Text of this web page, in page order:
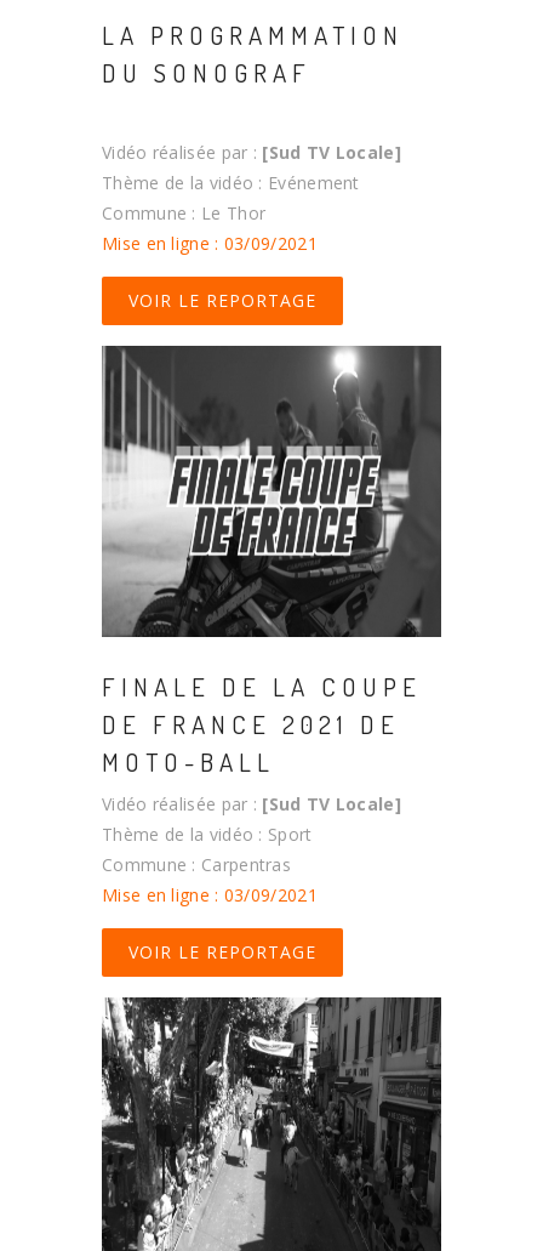
LA PROGRAMMATION
DU SONOGRAF
Vidéo réalisée par : [Sud TV Locale]
Thème de la vidéo : Evénement
Commune : Le Thor
Mise en ligne : 03/09/2021
VOIR LE REPORTAGE
FINALE DE LA COUPE
DE FRANCE 2021 DE
MOTO-BALL
Vidéo réalisée par : [Sud TV Locale]
Thème de la vidéo : Sport
Commune : Carpentras
Mise en ligne : 03/09/2021
VOIR LE REPORTAGE